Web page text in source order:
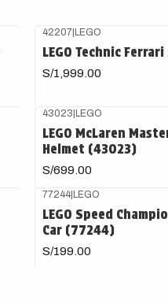
42207|LEGO
LEGO Technic
S/1,999.00
43023|LEGO
LEGO McLaren
Helmet (43023)
S/699.00
77244|LEGO
LEGO Speed
Car (77244)
S/199.00